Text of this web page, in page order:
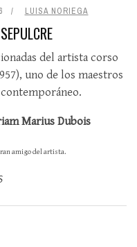
LUISA NORIEGA
del artista corso
uno de los maestros
Marius Dubois
amigo del artista.